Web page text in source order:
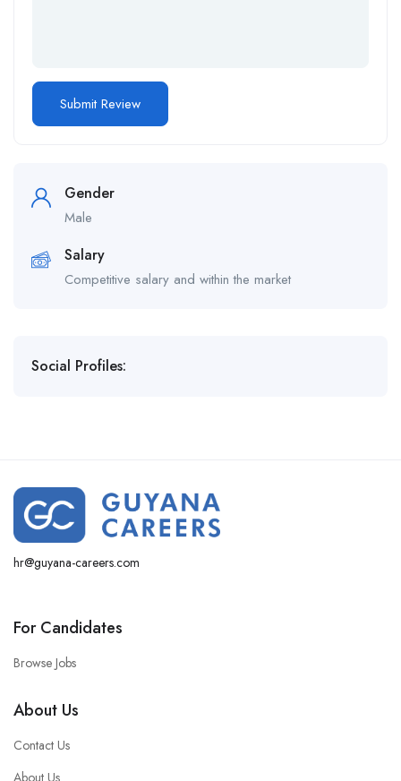
Gender
Male
Salary
Competitive salary and within the market
Social Profiles:
hr@guyana-careers.com
For Candidates
Browse Jobs
About Us
Contact Us
About Us